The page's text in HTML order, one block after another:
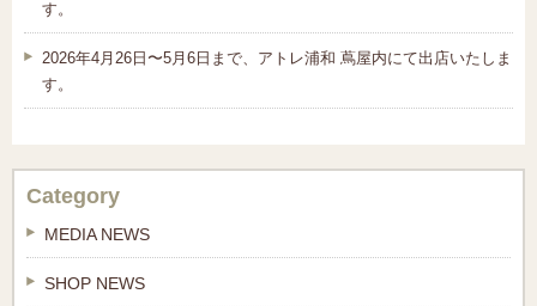
す。
2026年4月26日〜5月6日まで、アトレ浦和 蔦屋内にて出店いたしま
す。
Category
MEDIA NEWS
SHOP NEWS